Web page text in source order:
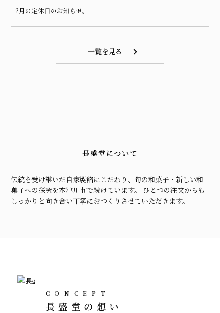
2月の定休日のお知らせ。
一覧を見る
長盛堂について
伝統を受け継いだ自家製餡にこだわり、旬の和菓子・新しい和
菓子への探究を木津川市で続けています。
ひとつの注文からも
しっかりと向き合い丁寧におつくりさせていただきます。
CONCEPT
長盛堂の想い